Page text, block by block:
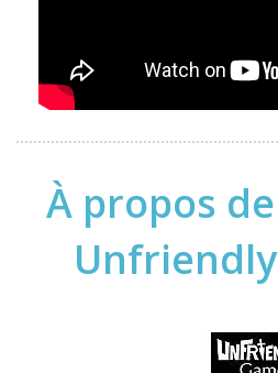
À propos